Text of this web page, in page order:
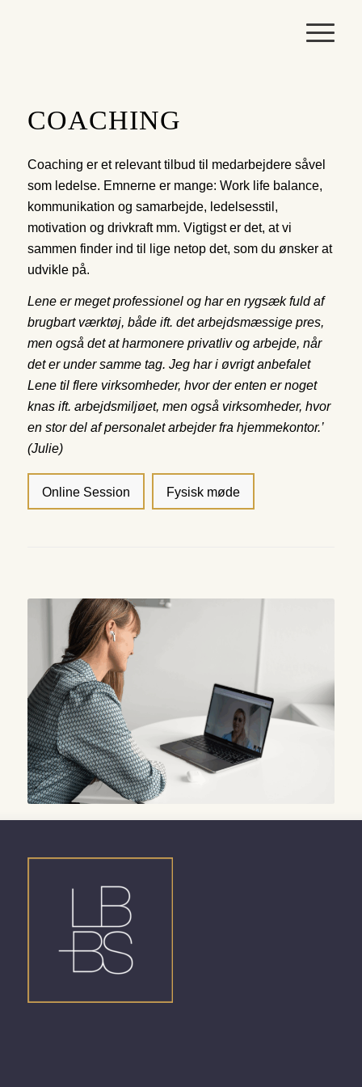
COACHING
Coaching er et relevant tilbud til medarbejdere såvel
som ledelse. Emnerne er mange: Work life balance,
kommunikation og samarbejde, ledelsesstil,
motivation og drivkraft mm. Vigtigst er det, at vi
sammen finder ind til lige netop det, som du ønsker at
udvikle på.
Lene er meget professionel og har en rygsæk fuld af
brugbart værktøj, både ift. det arbejdsmæssige pres,
men også det at harmonere privatliv og arbejde, når
det er under samme tag. Jeg har i øvrigt anbefalet
Lene til flere virksomheder, hvor der enten er noget
knas ift. arbejdsmiljøet, men også virksomheder, hvor
en stor del af personalet arbejder fra hjemmekontor.’
(Julie)
Online Session Fysisk møde